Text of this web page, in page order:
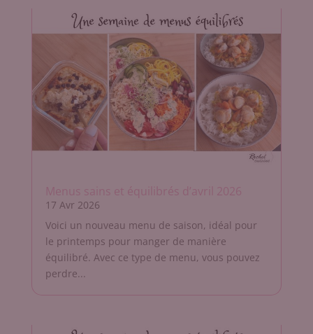
Menus sains et équilibrés d’avril 2026
17 Avr 2026
Voici un nouveau menu de saison, idéal pour
le printemps pour manger de manière
équilibré. Avec ce type de menu, vous pouvez
perdre...